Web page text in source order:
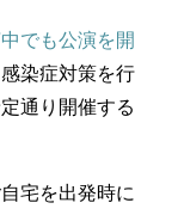
でも公演を開
染症対策を行
通り開催する
宅を出発時に